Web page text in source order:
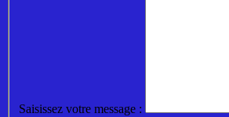
Saisissez votre message :